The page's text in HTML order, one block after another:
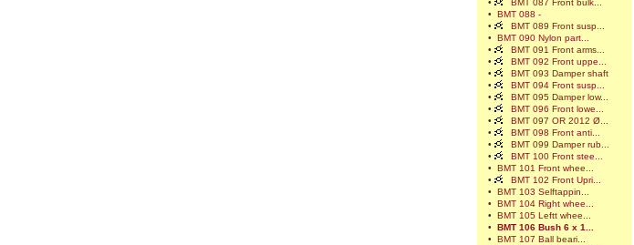
•
BMT 088 -
•
BMT 089 Front susp...
•
BMT 090 Nylon part...
•
BMT 091 Front arms...
•
BMT 092 Front uppe...
•
BMT 093 Damper shaft
•
BMT 094 Front susp...
•
BMT 095 Damper low...
•
BMT 096 Front lowe...
•
BMT 097 OR 2012 Ø...
•
BMT 098 Front anti...
•
BMT 099 Damper rub...
•
BMT 100 Front stee...
•
BMT 101 Front whee...
•
BMT 102 Front Upri...
•
BMT 103 Selftappin...
•
BMT 104 Right whee...
•
BMT 105 Leftt whee...
•
BMT 106 Bush 6 x 1...
•
BMT 107 Ball beari...